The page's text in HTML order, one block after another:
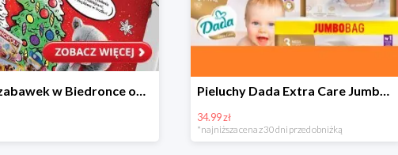
Kraina zabawek w Biedronce od 19,99 zł Pieluchy Dada Extra Care Jumbo Bag w super cenie
34.99 zł
*najniższa cena z 30 dni przed obniżką